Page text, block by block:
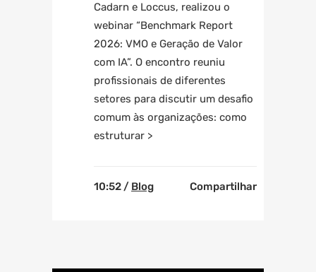
Cadarn e Loccus, realizou o
webinar “Benchmark Report
2026: VMO e Geração de Valor
com IA”. O encontro reuniu
profissionais de diferentes
setores para discutir um desafio
comum às organizações: como
estruturar >
10:52 / Blog Compartilhar